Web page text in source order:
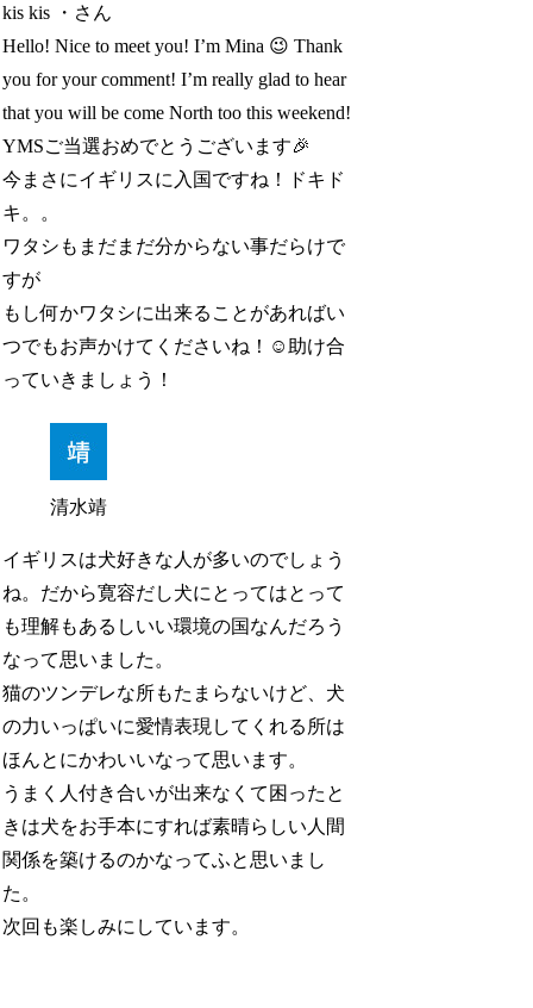
kis kis ・さん
Hello! Nice to meet you! I’m Mina 😉 Thank
you for your comment! I’m really glad to hear
that you will be come North too this weekend!
YMSご当選おめでとうございます🎉
今まさにイギリスに入国ですね！ドキド
キ。。
ワタシもまだまだ分からない事だらけで
すが
もし何かワタシに出来ることがあればい
つでもお声かけてくださいね！☺️助け合
っていきましょう！
清水靖
イギリスは犬好きな人が多いのでしょう
ね。だから寛容だし犬にとってはとって
も理解もあるしいい環境の国なんだろう
なって思いました。
猫のツンデレな所もたまらないけど、犬
の力いっぱいに愛情表現してくれる所は
ほんとにかわいいなって思います。
うまく人付き合いが出来なくて困ったと
きは犬をお手本にすれば素晴らしい人間
関係を築けるのかなってふと思いまし
た。
次回も楽しみにしています。